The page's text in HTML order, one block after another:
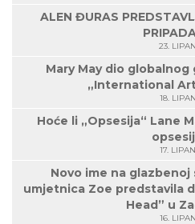
ALEN ĐURAS
23.
Mary May dio
„International
18.
Hoće li „Opsesija“ Lane
17.
Novo ime na glazbenoj
umjetnica Zoe predstavila
Head” u
16.